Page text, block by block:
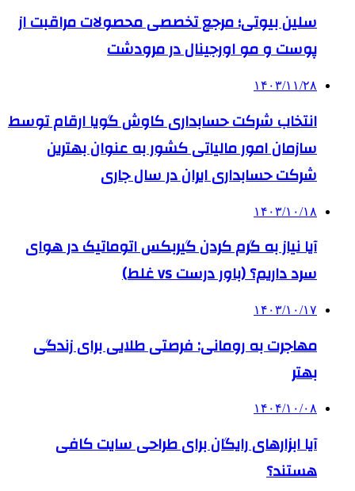
سلین بیوتی؛ مرجع تخصصی محصولات مراقبت از
پوست و مو اورجینال در مرودشت
۱۴۰۳/۱۱/۲۸
انتخاب شرکت حسابداری کاوش گویا ارقام توسط
سازمان امور مالیاتی کشور به عنوان بهترین
شرکت حسابداری ایران در سال جاری
۱۴۰۳/۱۰/۱۸
آیا نیاز به گرم کردن گیربکس اتوماتیک در هوای
سرد داریم؟ (باور درست vs غلط)
۱۴۰۳/۱۰/۱۷
مهاجرت به رومانی: فرصتی طلایی برای زندگی
بهتر
۱۴۰۴/۱۰/۰۸
آیا ابزارهای رایگان برای طراحی سایت کافی
هستند؟